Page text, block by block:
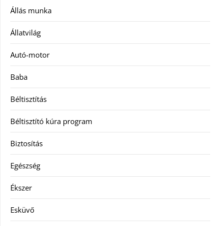
Állás munka
Állatvilág
Autó-motor
Baba
Béltisztítás
Béltisztító kúra program
Biztosítás
Egészség
Ékszer
Esküvő